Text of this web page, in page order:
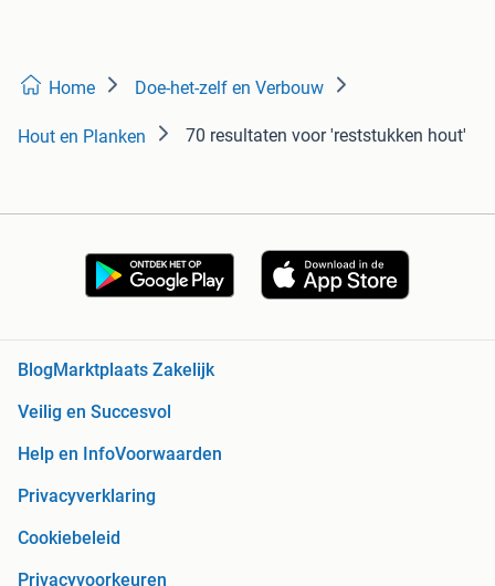
Home Doe-het-zelf en Verbouw
Hout en Planken 70 resultaten voor 'reststukken hout'
BlogMarktplaats Zakelijk
Veilig en Succesvol
Help en InfoVoorwaarden
Privacyverklaring
Cookiebeleid
Privacyvoorkeuren